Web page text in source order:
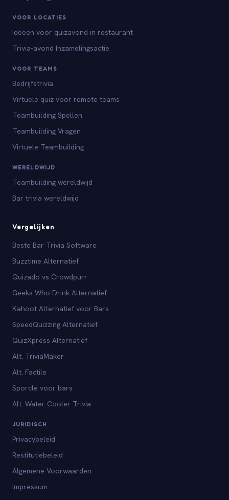
VOOR LOCATIES
Ideeën voor quizavond in restaurant
Trivia-avond Inzamelingsactie
VOOR TEAMS
Bedrijfstrivia
Virtuele quiz voor remote teams
Teambuilding Spellen
Teambuilding Vragen
Virtuele Teambuilding
WERELDWIJD
Teambuilding wereldwijd
Bar trivia wereldwijd
Vergelijken
Beste Bar Trivia Software
Buzztime Alternatief
Quizado vs Crowdpurr
Geeks Who Drink Alternatief
Kahoot Alternatief voor Bars
SpeedQuizzing Alternatief
QuizXpress Alternatief
Alt. TriviaMaker
Alt. Factile
Sporcle voor bars
Alt. Water Cooler Trivia
JURIDISCH
Privacybeleid
Restitutiebeleid
Algemene Voorwaarden
Impressum